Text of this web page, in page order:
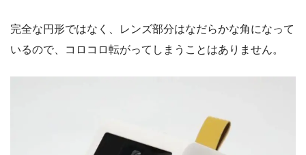
完全な円形ではなく、レンズ部分はなだらかな角になって
いるので、コロコロ転がってしまうことはありません。